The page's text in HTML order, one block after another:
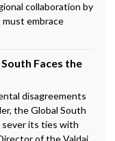
collaboration by
embrace
Faces the
disagreements
the Global South
sever its ties with